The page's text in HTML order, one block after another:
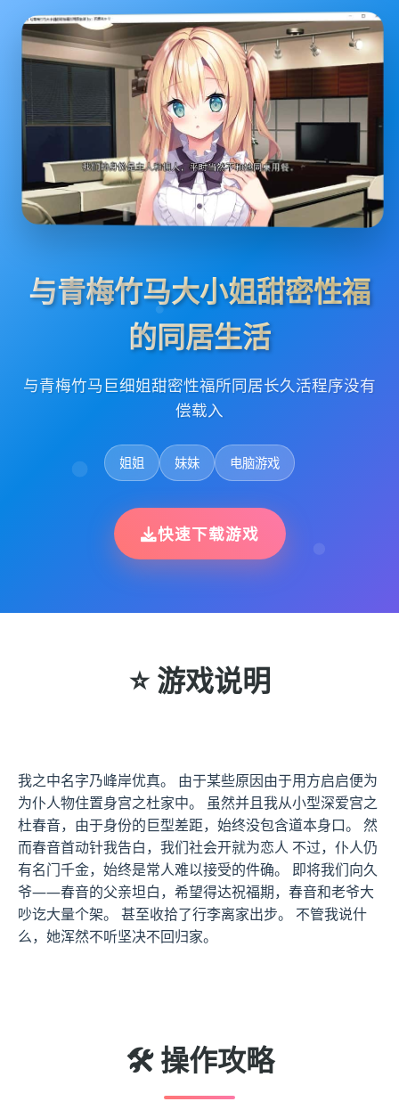
与青梅竹马大小姐甜密性福
的同居生活
与青梅竹马巨细姐甜密性福所同居长久活程序没有
偿载入
姐姐 妹妹 电脑游戏
快速下载游戏
⭐ 游戏说明
我之中名字乃峰岸优真。 由于某些原因由于用方启启便为
为仆人物住置身宫之杜家中。 虽然并且我从小型深爱宫之
杜春音，由于身份的巨型差距，始终没包含道本身口。 然
而春音首动针我告白，我们社会开就为恋人 不过，仆人仍
有名门千金，始终是常人难以接受的件确。 即将我们向久
爷——春音的父亲坦白，希望得达祝福期，春音和老爷大
吵讫大量个架。 甚至收拾了行李离家出步。 不管我说什
么，她浑然不听坚决不回归家。
🛠️ 操作攻略